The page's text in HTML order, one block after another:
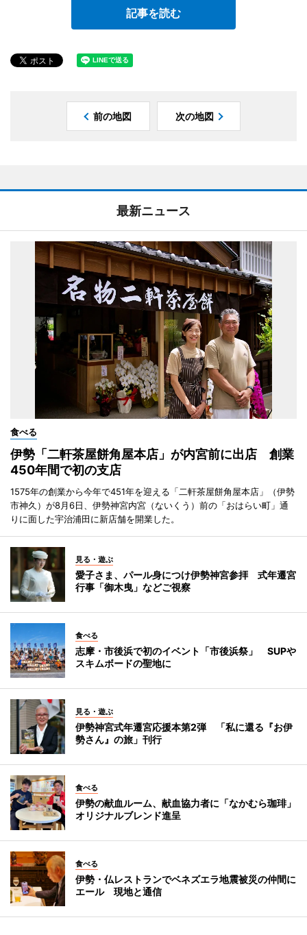
記事を読む
前の地図 次の地図
最新ニュース
食べる
伊勢「二軒茶屋餅角屋本店」が内宮前に出店 創業
450年間で初の支店
1575年の創業から今年で451年を迎える「二軒茶屋餅角屋本店」（伊勢
市神久）が8月6日、伊勢神宮内宮（ないくう）前の「おはらい町」通
りに面した宇治浦田に新店舗を開業した。
見る・遊ぶ
愛子さま、パール身につけ伊勢神宮参拝 式年遷宮
行事「御木曳」などご視察
食べる
志摩・市後浜で初のイベント「市後浜祭」 SUPや
スキムボードの聖地に
見る・遊ぶ
伊勢神宮式年遷宮応援本第2弾 「私に還る『お伊
勢さん』の旅」刊行
食べる
伊勢の献血ルーム、献血協力者に「なかむら珈琲」
オリジナルブレンド進呈
食べる
伊勢・仏レストランでベネズエラ地震被災の仲間に
エール 現地と通信